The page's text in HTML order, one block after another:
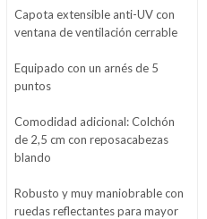
Capota extensible anti-UV con
ventana de ventilación cerrable
Equipado con un arnés de 5
puntos
Comodidad adicional: Colchón
de 2,5 cm con reposacabezas
blando
Robusto y muy maniobrable con
ruedas reflectantes para mayor